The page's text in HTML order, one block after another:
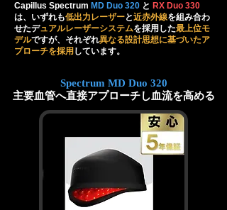
Capillus Spectrum MD Duo 320 と RX Duo 330
は、いずれも低出力レーザーと近赤外線を組み合わ
せたデュアルレーザーシステムを採用した最上位モ
デルですが、それぞれ異なる設計思想に基づいたア
プローチを採用 しています。
Spectrum MD Duo 320
主要血管へ直接アプローチし血流を高める